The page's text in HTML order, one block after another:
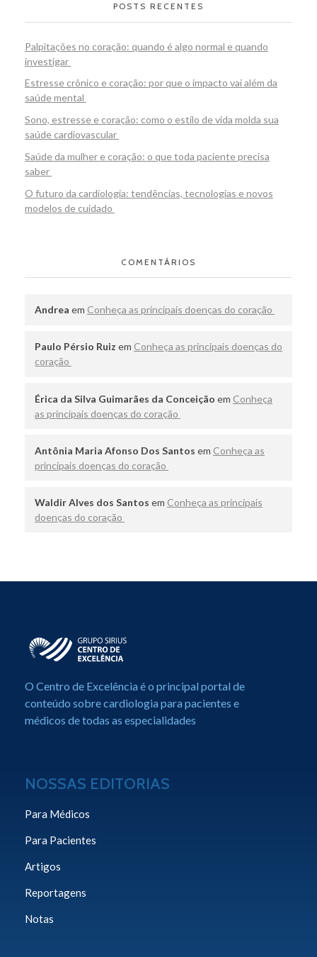
POSTS RECENTES
Palpitações no coração: quando é algo normal e quando
investigar
Estresse crônico e coração: por que o impacto vai além da
saúde mental
Sono, estresse e coração: como o estilo de vida molda sua
saúde cardiovascular
Saúde da mulher e coração: o que toda paciente precisa
saber
O futuro da cardiologia: tendências, tecnologias e novos
modelos de cuidado
COMENTÁRIOS
Andrea em Conheça as principais doenças do coração
Paulo Pérsio Ruiz em Conheça as principais doenças do
coração
Érica da Silva Guimarães da Conceição em Conheça
as principais doenças do coração
Antônia Maria Afonso Dos Santos em Conheça as
principais doenças do coração
Waldir Alves dos Santos em Conheça as principais
doenças do coração
Centro de Excelência em Cardiologia
O Centro de Excelência é o principal portal de
conteúdo sobre cardiologia para pacientes e
médicos de todas as especialidades
NOSSAS EDITORIAS
Para Médicos
Para Pacientes
Artigos
Reportagens
Notas